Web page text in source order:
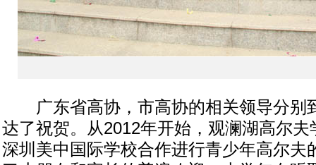
广东省高协，市高协的相关领导分别
达了祝贺。从2012年开始，观澜湖高尔
深圳美中国际学校合作进行青少年高尔夫